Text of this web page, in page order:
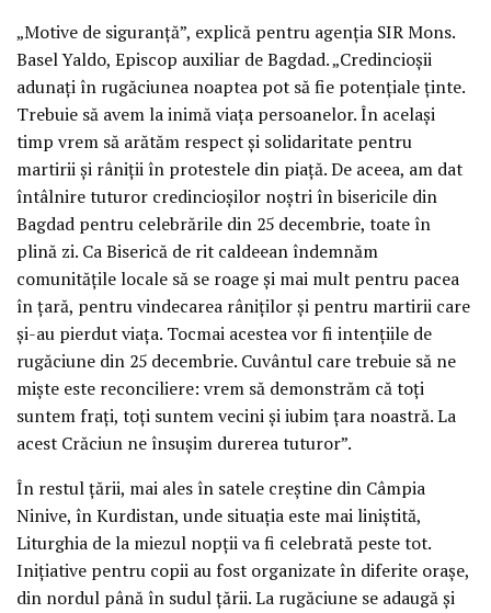
„Motive de siguranță”, explică pentru agenția SIR Mons.
Basel Yaldo, Episcop auxiliar de Bagdad. „Credincioșii
adunați în rugăciunea noaptea pot să fie potențiale ținte.
Trebuie să avem la inimă viața persoanelor. În același
timp vrem să arătăm respect și solidaritate pentru
martirii și râniții în protestele din piață. De aceea, am dat
întâlnire tuturor credincioșilor noștri în bisericile din
Bagdad pentru celebrările din 25 decembrie, toate în
plină zi. Ca Biserică de rit caldeean îndemnăm
comunitățile locale să se roage și mai mult pentru pacea
în țară, pentru vindecarea râniților și pentru martirii care
și-au pierdut viața. Tocmai acestea vor fi intențiile de
rugăciune din 25 decembrie. Cuvântul care trebuie să ne
miște este reconciliere: vrem să demonstrăm că toți
suntem frați, toți suntem vecini și iubim țara noastră. La
acest Crăciun ne însușim durerea tuturor”.
În restul țării, mai ales în satele creștine din Câmpia
Ninive, în Kurdistan, unde situația este mai liniștită,
Liturghia de la miezul nopții va fi celebrată peste tot.
Inițiative pentru copii au fost organizate în diferite orașe,
din nordul până în sudul țării. La rugăciune se adaugă și